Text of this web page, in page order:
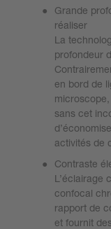
Grande
réaliser
La
profondeur
en bord de
sans cet
activités de
Contraste
L’éclairage
confocal
rapport de
et fournit